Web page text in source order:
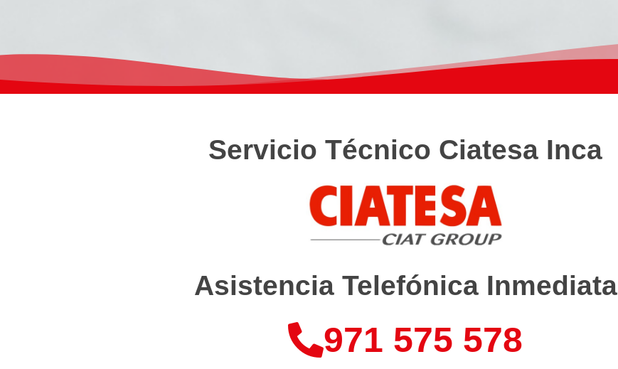
Servicio Técnico Ciatesa Inca
Asistencia Telefónica Inmediata
971 575 578